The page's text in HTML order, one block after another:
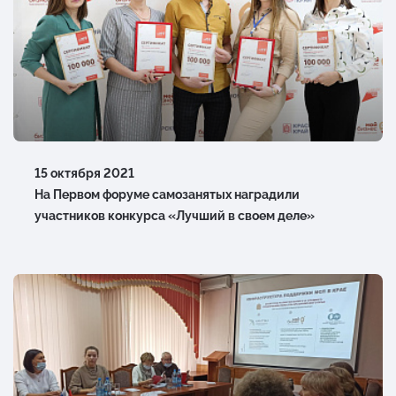
15 октября 2021
На Первом форуме самозанятых наградили
участников конкурса «Лучший в своем деле»